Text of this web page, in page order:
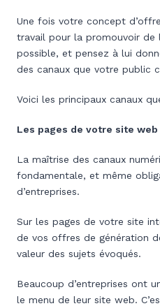
Une fois votre concept
travail pour la promouvoir de
possible, et pensez à lui
des canaux que votre public
Voici les principaux canaux
Les pages de votre site web
La maîtrise des canaux
fondamentale, et même
d’entreprises.
Sur les pages de votre site
de vos offres de génération
valeur des sujets évoqués.
Beaucoup d’entreprises ont
le menu de leur site web.